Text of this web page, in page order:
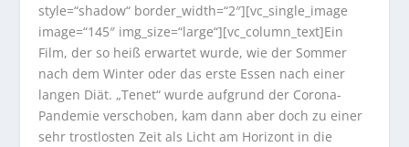
style=“shadow“ border_width=“2″][vc_single_image
image=“145″ img_size=“large“][vc_column_text]Ein
Film, der so heiß erwartet wurde, wie der Sommer
nach dem Winter oder das erste Essen nach einer
langen Diät. „Tenet“ wurde aufgrund der Corona-
Pandemie verschoben, kam dann aber doch zu einer
sehr trostlosten Zeit als Licht am Horizont in die